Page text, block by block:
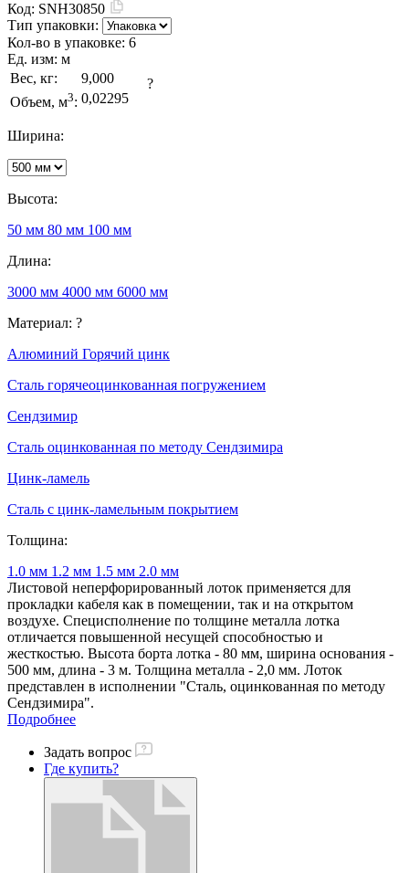
Код: SNH30850
Тип упаковки:
Кол-во в упаковке: 6
Ед. изм: м
Вес, кг:
9,000
Объем, м3: 0,02295
?
Ширина:
Высота:
50 мм 80 мм 100 мм
Длина:
3000 мм 4000 мм 6000 мм
Материал: ?
Алюминий Горячий цинк
Сталь горячеоцинкованная погружением
Сендзимир
Сталь оцинкованная по методу Сендзимира
Цинк-ламель
Сталь с цинк-ламельным покрытием
Толщина:
1.0 мм 1.2 мм 1.5 мм 2.0 мм
Листовой неперфорированный лоток применяется для
прокладки кабеля как в помещении, так и на открытом
воздухе. Специсполнение по толщине металла лотка
отличается повышенной несущей способностью и
жесткостью. Высота борта лотка - 80 мм, ширина основания -
500 мм, длина - 3 м. Толщина металла - 2,0 мм. Лоток
представлен в исполнении "Сталь, оцинкованная по методу
Сендзимира".
Подробнее
Задать вопрос
Где купить?